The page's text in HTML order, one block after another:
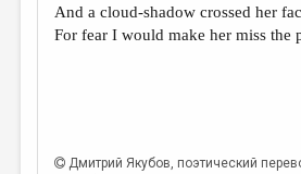
ОБЪЯВЛЕНИЯ
And a cloud-shadow crossed her
For fear I would make her miss the
Дмитрий Якубов, поэтический